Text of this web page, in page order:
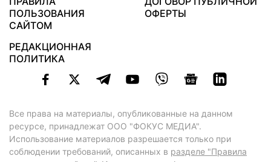
ПОЛЬЗОВАНИЯ
САЙТОМ
ОФЕРТЫ
РЕДАКЦИОННАЯ
ПОЛИТИКА
Все права на материалы, опубликованные на данном
ресурсе, принадлежат ООО "ФОКУС МЕДИА".
Использование материалов разрешается только при
соблюдении требований, описанных в разделе "Правила